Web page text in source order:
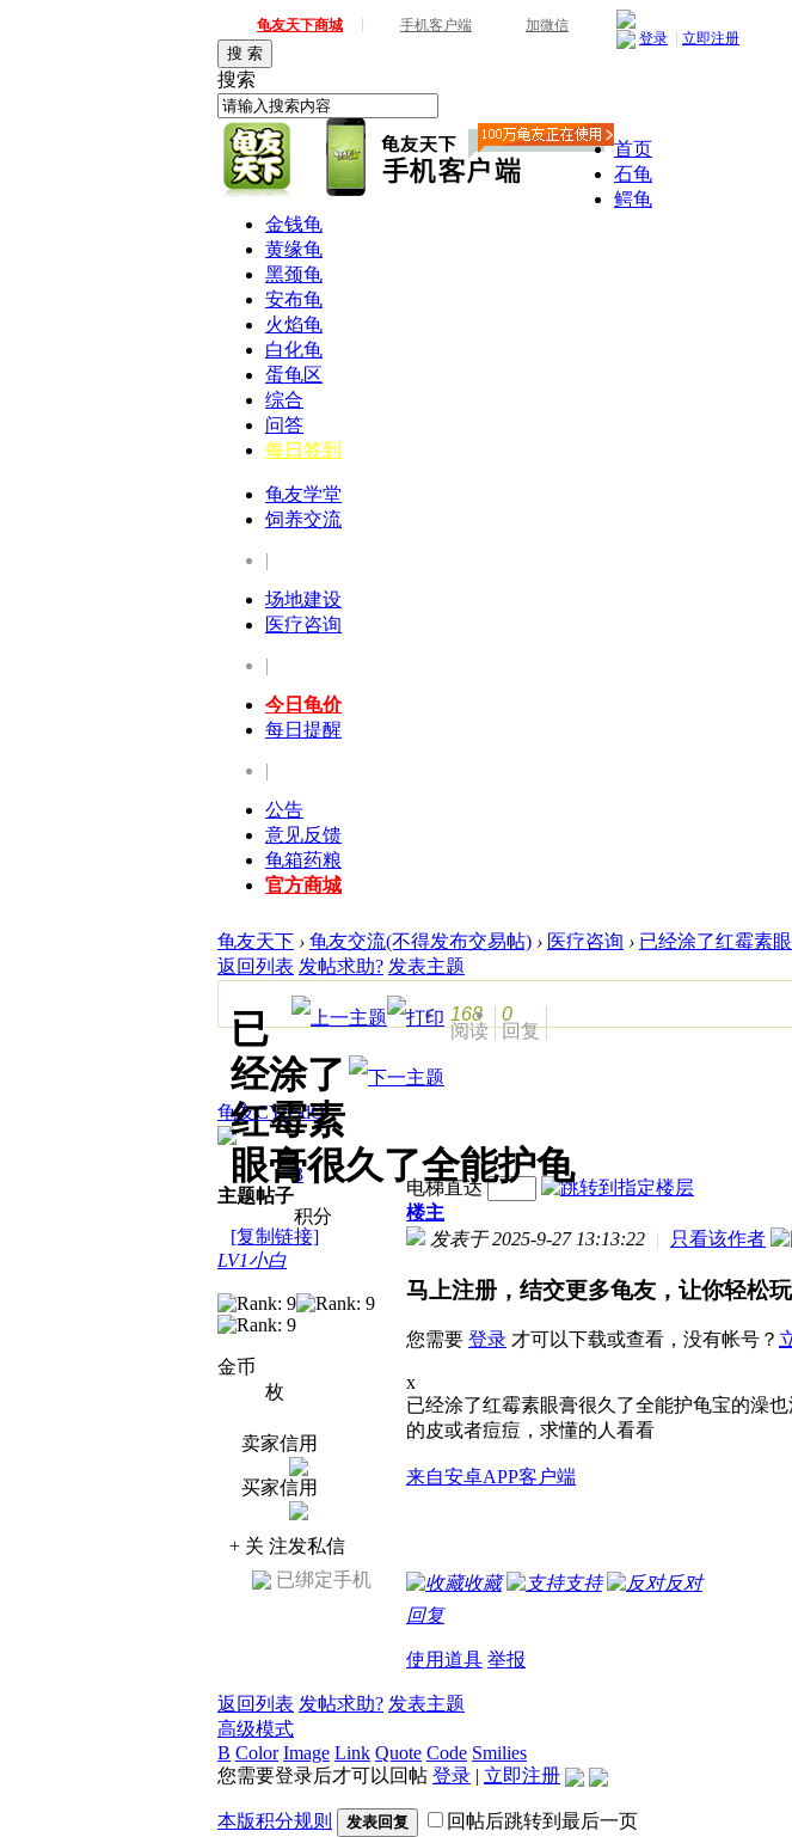
龟友天下商城 手机客户端 加微信
登录 立即注册
搜 索
搜索
首页
石龟
鳄龟
金钱龟
黄缘龟
黑颈龟
安布龟
火焰龟
白化龟
蛋龟区
综合
问答
每日签到
龟友学堂
饲养交流
|
场地建设
医疗咨询
|
今日龟价
每日提醒
|
公告
意见反馈
龟箱药粮
官方商城
龟友天下 › 龟友交流(不得发布交易帖) › 医疗咨询 › 已经涂了红霉素
返回列表 发帖求助? 发表主题
168
阅读
0
回复
已
经涂了
红霉素
眼膏很久了全能护龟
[复制链接]
龟友CYp5dQ
主题帖子
3
积分
LV1小白
金币
枚
卖家信用
买家信用
+ 关 注发私信
已绑定手机
电梯直达
楼主
发表于 2025-9-27 13:13:22 | 只看该作者
马上注册，结交更多龟友，让你轻松玩
您需要 登录 才可以下载或查看，没有帐号？
x
已经涂了红霉素眼膏很久了全能护龟宝的澡
的皮或者痘痘，求懂的人看看
来自安卓APP客户端
收藏 支持
反对
回复
使用道具 举报
返回列表 发帖求助? 发表主题
高级模式
B Color Image Link Quote Code Smilies
您需要登录后才可以回帖 登录 | 立即注册
本版积分规则 发表回复 回帖后跳转到最后一页